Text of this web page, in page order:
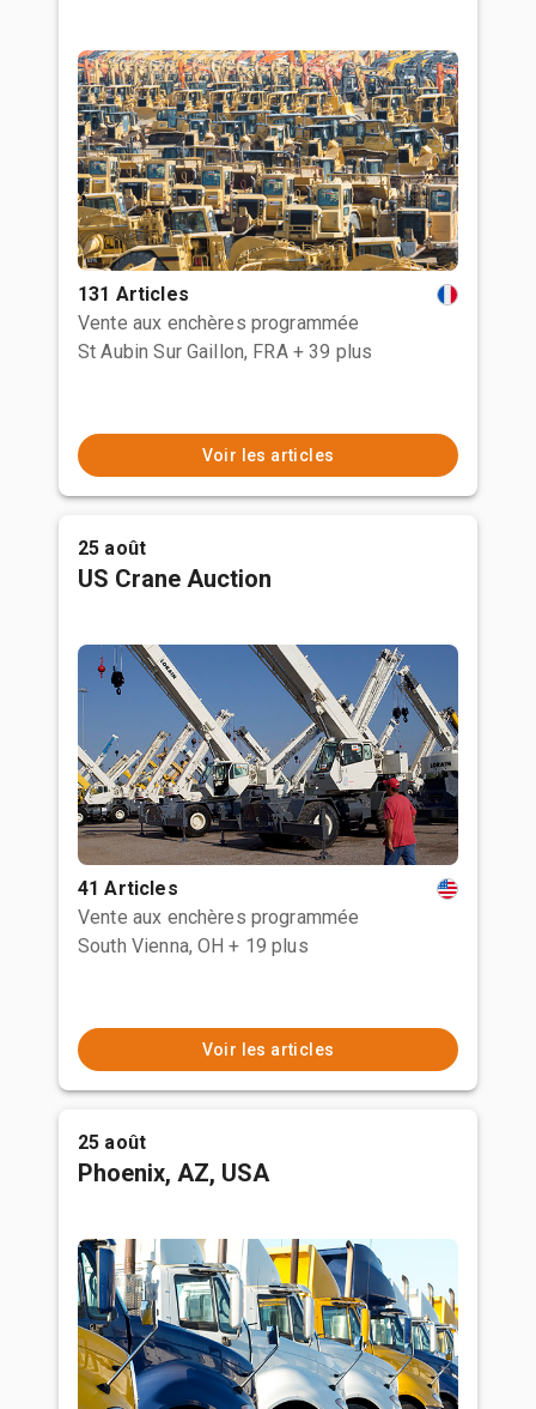
131 Articles
Vente aux enchères programmée
St Aubin Sur Gaillon, FRA + 39 plus
Voir les articles
25 août
US Crane Auction
41 Articles
Vente aux enchères programmée
South Vienna, OH + 19 plus
Voir les articles
25 août
Phoenix, AZ, USA